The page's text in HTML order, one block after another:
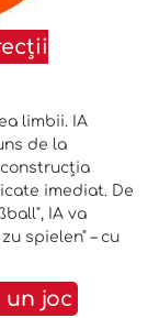
limbii. IA
de la
imediat. De
IA va
spielen" – cu
un joc